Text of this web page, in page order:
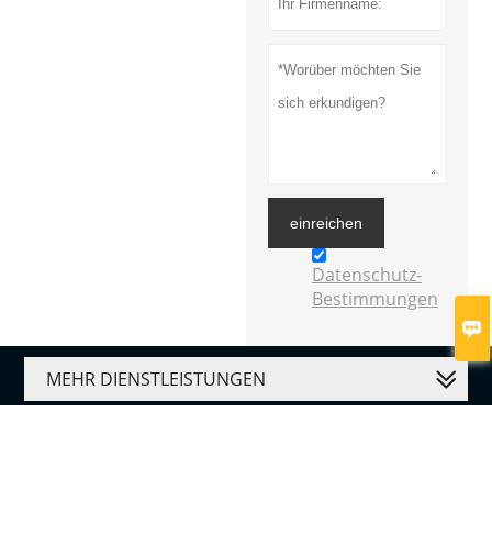

einreichen
Datenschutz-
Bestimmungen
MEHR DIENSTLEISTUNGEN